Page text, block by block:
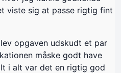
viste sig at passe rigtig fint
opgaven udskudt et par
måske godt have
i alt var det en rigtig god